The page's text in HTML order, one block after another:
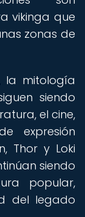
vikinga que
zonas de
la mitología
siendo
el cine,
expresión
Thor y Loki
siendo
popular,
del legado